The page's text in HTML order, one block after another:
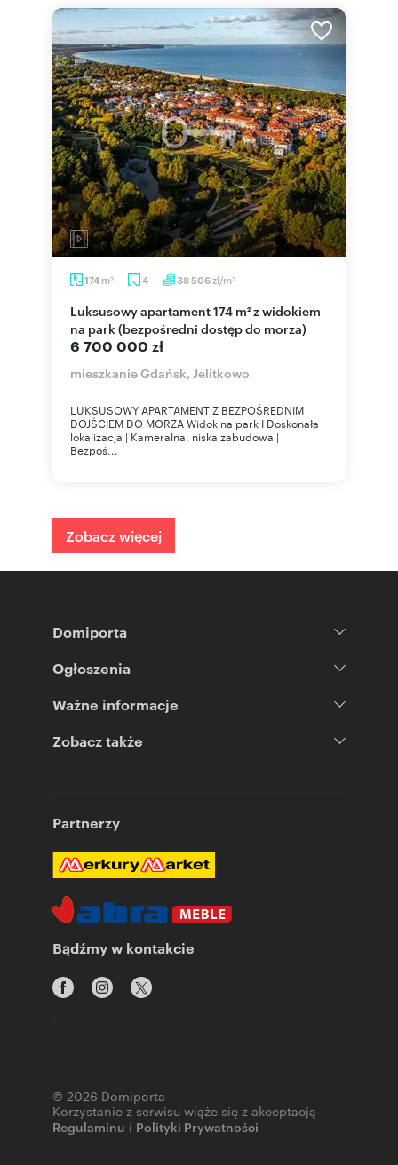
174 m2 4 38 506zł/m2
Luksusowy apartament 174 m² z widokiem
na park (bezpośredni dostęp do morza)
6 700 000 zł
mieszkanie Gdańsk, Jelitkowo
LUKSUSOWY APARTAMENT Z BEZPOŚREDNIM
DOJŚCIEM DO MORZA Widok na park I Doskonała
lokalizacja | Kameralna, niska zabudowa |
Bezpoś...
Zobacz więcej
Domiporta
Ogłoszenia
Ważne informacje
Zobacz także
Partnerzy
Bądźmy w kontakcie
© 2026 Domiporta
Korzystanie z serwisu wiąże się z akceptacją
Regulaminu i Polityki Prywatności